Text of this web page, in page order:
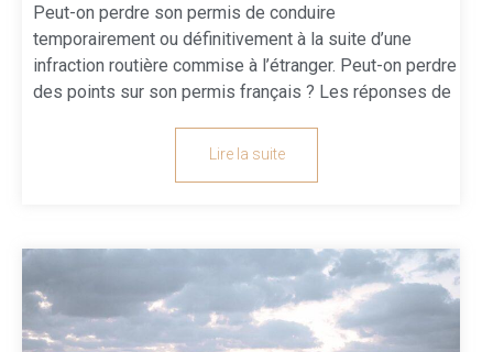
Peut-on perdre son permis de conduire
temporairement ou définitivement à la suite d’une
infraction routière commise à l’étranger. Peut-on perdre
des points sur son permis français ? Les réponses de
Lire la suite